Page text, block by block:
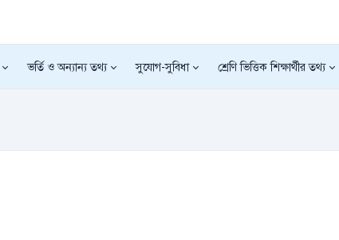
ভর্তি ও অন্যান্য তথ্য সুযোগ-সুবিধা শ্রেণি ভিত্তিক শিক্ষার্থীর তথ্য